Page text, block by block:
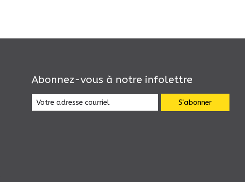
Abonnez-vous à notre infolettre
S'abonner